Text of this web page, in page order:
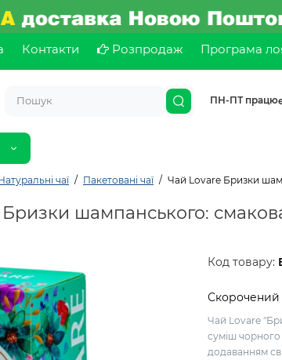
Контакти Розпродаж Програма
ПН-ПТ
чаї Пакетовані чаї Чай Lovare Бризки
шампанського:
Код товару:
Скорочений
Чай Lovare
суміш
додаванням